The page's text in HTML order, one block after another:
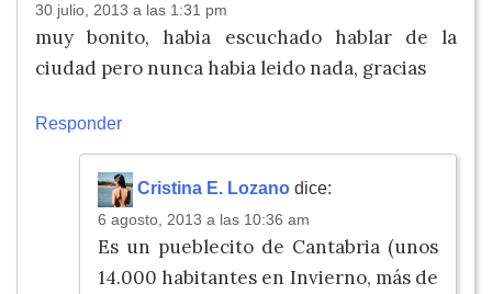
30 julio, 2013 a las 1:31 pm
muy bonito, habia escuchado hablar de la
ciudad pero nunca habia leido nada, gracias
Responder
Cristina E. Lozano dice:
6 agosto, 2013 a las 10:36 am
Es un pueblecito de Cantabria (unos
14.000 habitantes en Invierno, más de